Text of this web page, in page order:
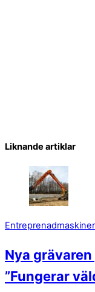
Liknande artiklar
Entreprenadmaskiner
Nya
”Fungerar